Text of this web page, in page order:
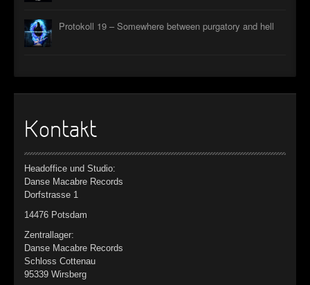
Protokoll 19 – Somewhere between purgatory and hell
Kontakt
Headoffice und Studio:
Danse Macabre Records
Dorfstrasse 1
14476 Potsdam
Zentrallager:
Danse Macabre Records
Schloss Cottenau
95339 Wirsberg